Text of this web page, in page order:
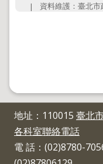
答
雙
語
詞
彙
資料維護：臺北市
地址：110015 臺北
各科室聯絡電話
電 話：(02)8780-